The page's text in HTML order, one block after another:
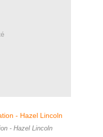
- Hazel Lincoln